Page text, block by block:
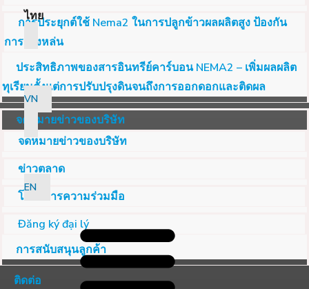
ไทย
VN
EN
การประยุกต์ใช้ Nema2 ในการปลูกข้าวผลผลิตสูง ป้องกัน
การร่วงหล่น
ประสิทธิภาพของสารอินทรีย์คาร์บอน NEMA2 – เพิ่มผลผลิต
ทุเรียนตั้งแต่การปรับปรุงดินจนถึงการออกดอกและติดผล
จดหมายข่าวของบริษัท
จดหมายข่าวของบริษัท
ข่าวตลาด
โครงการความร่วมมือ
Đăng ký đại lý
การสนับสนุนลูกค้า
ติดต่อ